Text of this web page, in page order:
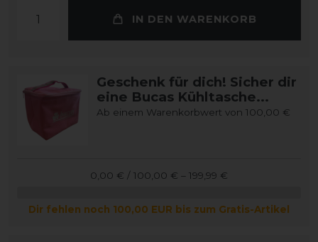
IN DEN WARENKORB
Geschenk für dich! Sicher dir
eine Bucas Kühltasche...
Ab einem Warenkorbwert von 100,00 €
0,00 € / 100,00 € – 199,99 €
Dir fehlen noch 100,00 EUR bis zum Gratis-Artikel